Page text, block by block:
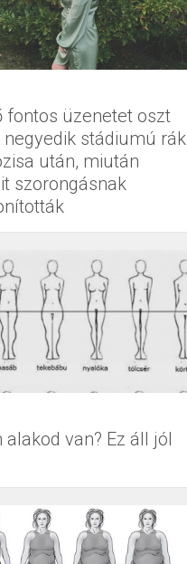
fontos üzenetet oszt
negyedik stádiumú rák
után, miután
szorongásnak
alakod van? Ez áll jól